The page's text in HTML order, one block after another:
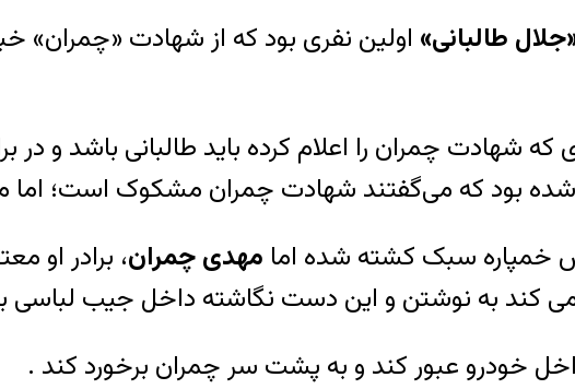
طالبانی» اولین نفری بود که از شهادت
شهادت چمران را اعلام کرده باید طالبانی باشد و
بود که می‌گفتند شهادت چمران مشکوک است؛ اما
خمپاره سبک کشته شده اما مهدی چمران، برادر او
کند به نوشتن و این دست نگاشته داخل جیب لباسی
خودرو عبور کند و به پشت سر چمران برخورد کند .